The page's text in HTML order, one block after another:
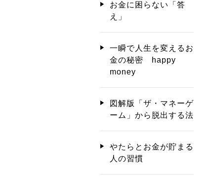
お金に困らない「答
え」
一瞬で人生を変えるお
金の秘密 happy
money
図解版「ザ・マネーゲ
ーム」から脱出する法
やたらとお金が貯まる
人の習慣